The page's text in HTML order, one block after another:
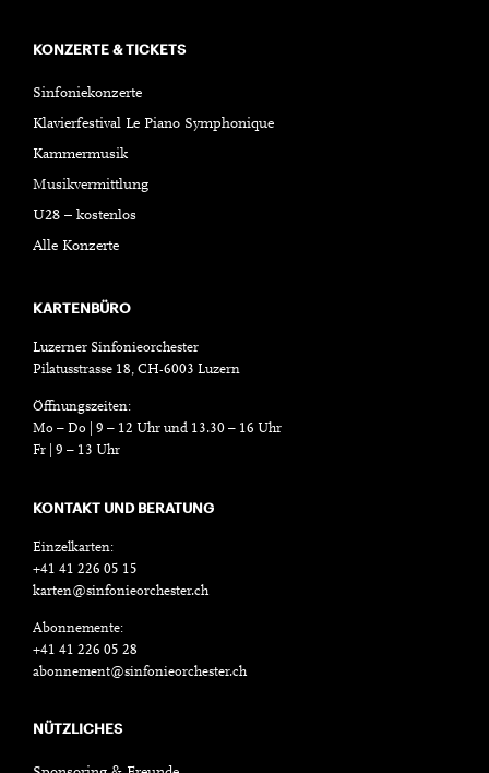
KONZERTE & TICKETS
Sinfoniekonzerte
Klavierfestival Le Piano Symphonique
Kammermusik
Musikvermittlung
U28 – kostenlos
Alle Konzerte
KARTENBÜRO
Luzerner Sinfonieorchester
Pilatusstrasse 18, CH-6003 Luzern
Öffnungszeiten:
Mo – Do | 9 – 12 Uhr und 13.30 – 16 Uhr
Fr | 9 – 13 Uhr
KONTAKT UND BERATUNG
Einzelkarten:
+41 41 226 05 15
karten@sinfonieorchester.ch
Abonnemente:
+41 41 226 05 28
abonnement@sinfonieorchester.ch
NÜTZLICHES